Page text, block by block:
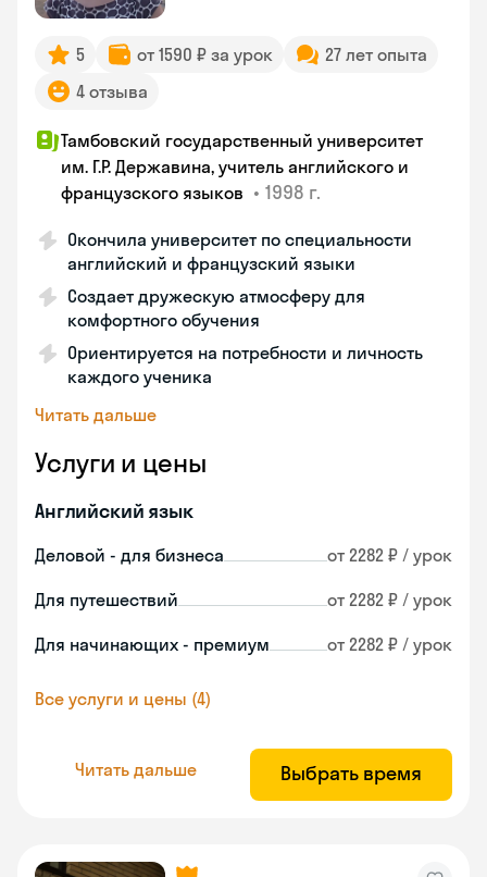
5 от 1590 ₽ за урок
27 лет опыта
4 отзыва
Тамбовский государственный университет
им. Г.Р. Державина, учитель английского и
французского языков • 1998 г.
Окончила университет по специальности
английский и французский языки
Создает дружескую атмосферу для
комфортного обучения
Ориентируется на потребности и личность
каждого ученика
Читать дальше
Услуги и цены
Английский язык
Деловой - для бизнеса от 2282 ₽ / урок
Для путешествий от 2282 ₽ / урок
Для начинающих - премиум от 2282 ₽ / урок
Все услуги и цены (4)
Читать дальше Выбрать время